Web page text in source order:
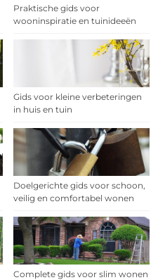
Praktische gids voor
wooninspiratie en tuinideeën
Gids voor kleine verbeteringen
in huis en tuin
Doelgerichte gids voor schoon,
veilig en comfortabel wonen
Complete gids voor slim wonen